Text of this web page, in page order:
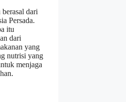
dari
Persada.
itu
dari
yang
nutrisi yang
menjaga